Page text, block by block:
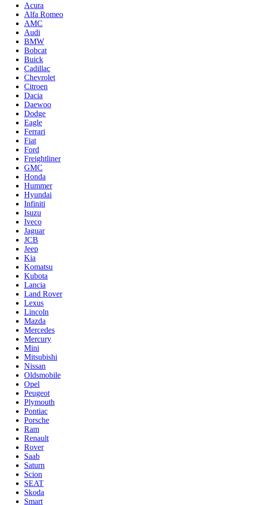
Acura
Alfa Romeo
AMC
Audi
BMW
Bobcat
Buick
Cadillac
Chevrolet
Citroen
Dacia
Daewoo
Dodge
Eagle
Ferrari
Fiat
Ford
Freightliner
GMC
Honda
Hummer
Hyundai
Infiniti
Isuzu
Iveco
Jaguar
JCB
Jeep
Kia
Komatsu
Kubota
Lancia
Land Rover
Lexus
Lincoln
Mazda
Mercedes
Mercury
Mini
Mitsubishi
Nissan
Oldsmobile
Opel
Peugeot
Plymouth
Pontiac
Porsche
Ram
Renault
Rover
Saab
Saturn
Scion
SEAT
Skoda
Smart